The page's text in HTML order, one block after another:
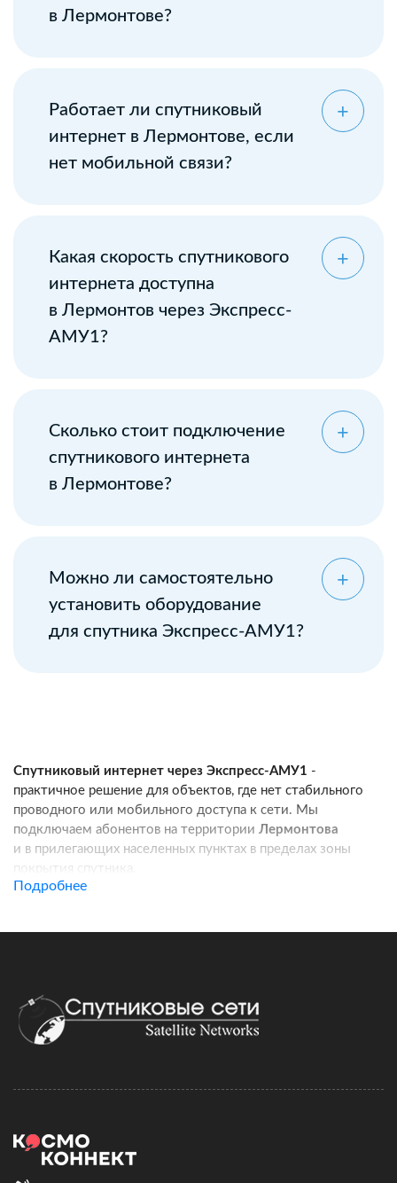
в Лермонтове?
Работает ли спутниковый
интернет в Лермонтове, если
нет мобильной связи?
Какая скорость спутникового
интернета доступна
в Лермонтов через Экспресс-
АМУ1?
Сколько стоит подключение
спутникового интернета
в Лермонтове?
Можно ли самостоятельно
установить оборудование
для спутника Экспресс-АМУ1?
Спутниковый интернет через Экспресс-АМУ1 -
практичное решение для объектов, где нет стабильного
проводного или мобильного доступа к сети. Мы
подключаем абонентов на территории Лермонтова
и в прилегающих населенных пунктах в пределах зоны
покрытия спутника.
стабильный доступ в интернет для работы, связи
и онлайн-сервисов.
договора и активацию тарифа. Монтаж можно выполнить
Скорость и стоимость зависят от выбранного тарифного
Подробнее